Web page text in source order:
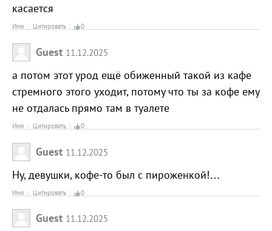
касается
Имя Цитировать 0
Guest 11.12.2025
а потом этот урод ещё обиженный такой из кафе
стремного этого уходит, потому что ты за кофе ему
не отдалась прямо там в туалете
Имя Цитировать 0
Guest 11.12.2025
Ну, девушки, кофе-то был с пироженкой!…
Имя Цитировать 0
Guest 11.12.2025